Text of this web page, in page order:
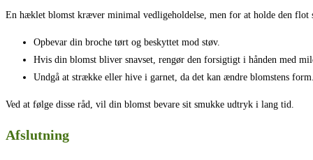
En hæklet blomst kræver minimal vedligeholdelse, men for at holde den flot
Opbevar din broche tørt og beskyttet mod støv.
Hvis din blomst bliver snavset, rengør den forsigtigt i hånden med
Undgå at strække eller hive i garnet, da det kan ændre blomstens
Ved at følge disse råd, vil din blomst bevare sit smukke udtryk i lang tid.
Afslutning